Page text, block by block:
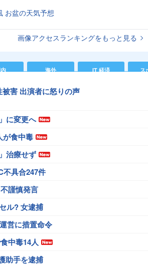
お盆の天気予想
画像アクセスランキングをもっと見る
海外 IT 経済 ス
害 出演者に怒りの声
に変更へ
が食中毒
治療せず
不具合247件
謹慎発言
ル? 女逮捕
営に措置命令
中毒14人
助手を逮捕